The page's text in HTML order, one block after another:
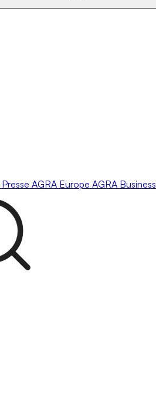
Presse AGRA Europe AGRA Business